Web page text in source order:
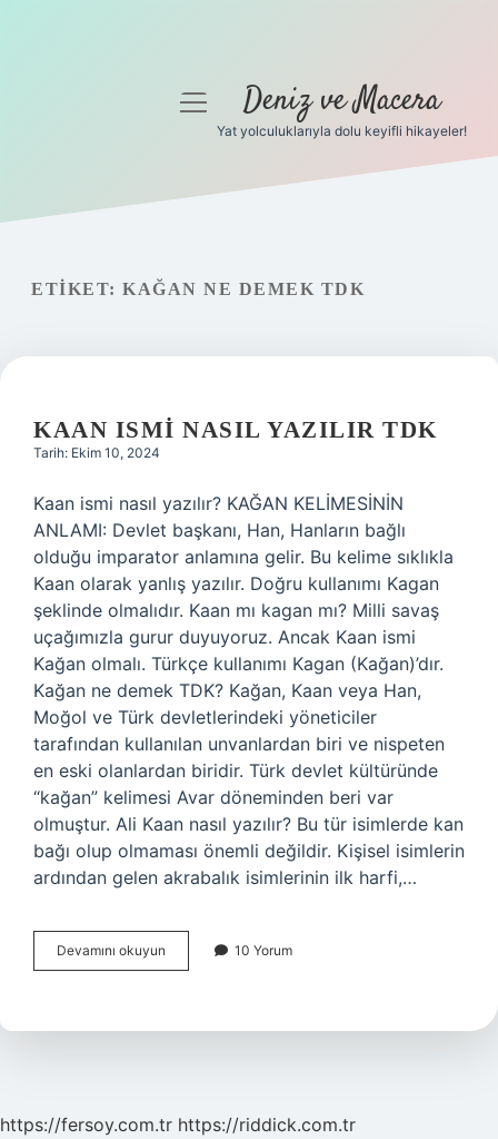
Gizlilik Politikası
menüyüDeniz ve Macera
Yat yolculuklarıyla dolu keyifli hikayeler!
ETIKET: KAĞAN NE DEMEK TDK
KAAN ISMI NASIL YAZILIR TDK
Tarih: Ekim 10, 2024
Kaan ismi nasıl yazılır? KAĞAN KELİMESİNİN
ANLAMI: Devlet başkanı, Han, Hanların bağlı
olduğu imparator anlamına gelir. Bu kelime sıklıkla
Kaan olarak yanlış yazılır. Doğru kullanımı Kagan
şeklinde olmalıdır. Kaan mı kagan mı? Milli savaş
uçağımızla gurur duyuyoruz. Ancak Kaan ismi
Kağan olmalı. Türkçe kullanımı Kagan (Kağan)’dır.
Kağan ne demek TDK? Kağan, Kaan veya Han,
Moğol ve Türk devletlerindeki yöneticiler
tarafından kullanılan unvanlardan biri ve nispeten
en eski olanlardan biridir. Türk devlet kültüründe
“kağan” kelimesi Avar döneminden beri var
olmuştur. Ali Kaan nasıl yazılır? Bu tür isimlerde kan
bağı olup olmaması önemli değildir. Kişisel isimlerin
ardından gelen akrabalık isimlerinin ilk harfi,…
Devamını okuyun
Ismi
Tdk
10 Yorum
https://fersoy.com.tr https://riddick.com.tr